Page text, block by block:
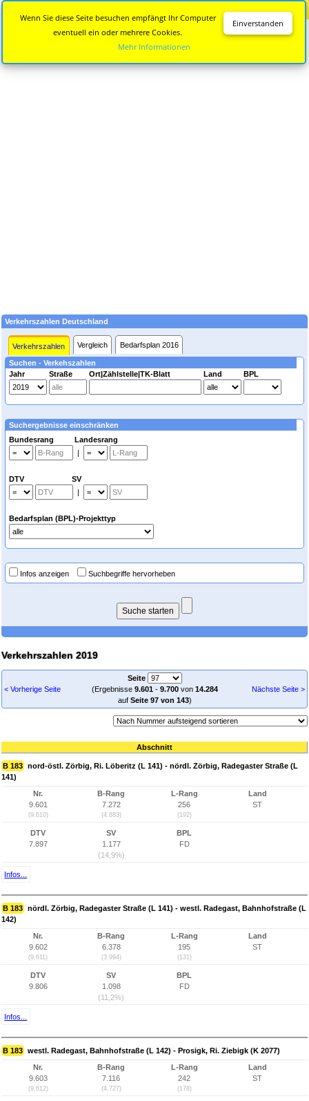
Verkehrszahlen Deutschland
Verkehrszahlen Vergleich Bedarfsplan 2016
Suchen - Verkehszahlen
Jahr
Straße Ort|Zählstelle|TK-Blatt Land BPL
Suchergebnisse einschränken
Bundesrang Landesrang
|
DTV SV
|
Bedarfsplan (BPL)-Projekttyp
Infos anzeigen Suchbegriffe hervorheben
Verkehrszahlen 2019
< Vorherige Seite
Seite
(Ergebnisse 9.601- 9.700von 14.284
auf Seite 97 von 143)
Nächste Seite >
Abschnitt
B 183 nord-östl. Zörbig, Ri. Löberitz (L 141) - nördl. Zörbig, Radegaster Straße (L
141)
Nr.
9.601
(9.610)
B-Rang
7.272
(4.883)
L-Rang
256
(192)
Land
ST
DTV
7.897
SV
1.177
(14,9%)
BPL
FD
Infos...
B 183 nördl. Zörbig, Radegaster Straße (L 141) - westl. Radegast, Bahnhofstraße (L
142)
Nr.
9.602
(9.611)
B-Rang
6.378
(3.994)
L-Rang
195
(131)
Land
ST
DTV
9.806
SV
1.098
(11,2%)
BPL
FD
Infos...
B 183 westl. Radegast, Bahnhofstraße (L 142) - Prosigk, Ri. Ziebigk (K 2077)
Nr.
9.603
(9.612)
B-Rang
7.116
(4.727)
L-Rang
242
(178)
Land
ST
Einverstanden
Wenn Sie diese Seite besuchen empfängt Ihr Computer
eventuell ein oder mehrere Cookies.
Mehr Informationen